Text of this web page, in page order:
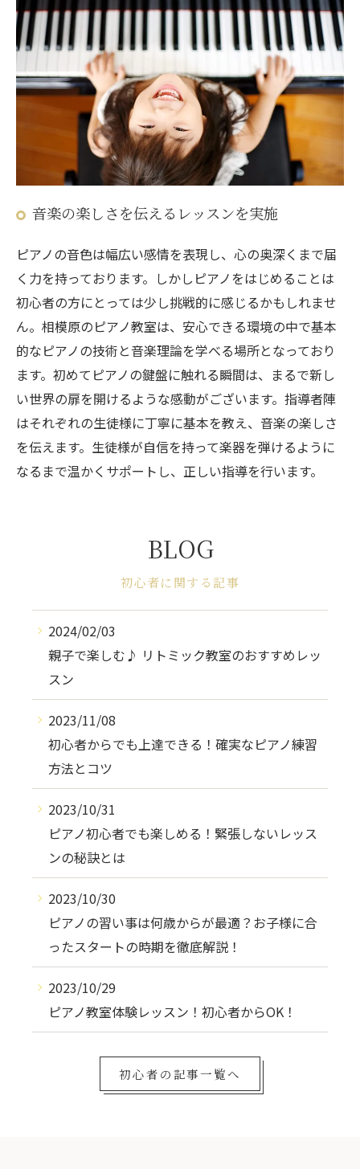
音楽の楽しさを伝えるレッスンを実施
ピアノの音色は幅広い感情を表現し、心の奥深くまで届
く力を持っております。しかしピアノをはじめることは
初心者の方にとっては少し挑戦的に感じるかもしれませ
ん。相模原のピアノ教室は、安心できる環境の中で基本
的なピアノの技術と音楽理論を学べる場所となっており
ます。初めてピアノの鍵盤に触れる瞬間は、まるで新し
い世界の扉を開けるような感動がございます。指導者陣
はそれぞれの生徒様に丁寧に基本を教え、音楽の楽しさ
を伝えます。生徒様が自信を持って楽器を弾けるように
なるまで温かくサポートし、正しい指導を行います。
初心者に関する記事
BLOG
2024/02/03
親子で楽しむ♪ リトミック教室のおすすめレッ
スン
2023/11/08
初心者からでも上達できる！確実なピアノ練習
方法とコツ
2023/10/31
ピアノ初心者でも楽しめる！緊張しないレッス
ンの秘訣とは
2023/10/30
ピアノの習い事は何歳からが最適？お子様に合
ったスタートの時期を徹底解説！
2023/10/29
ピアノ教室体験レッスン！初心者からOK！
初心者の記事一覧へ